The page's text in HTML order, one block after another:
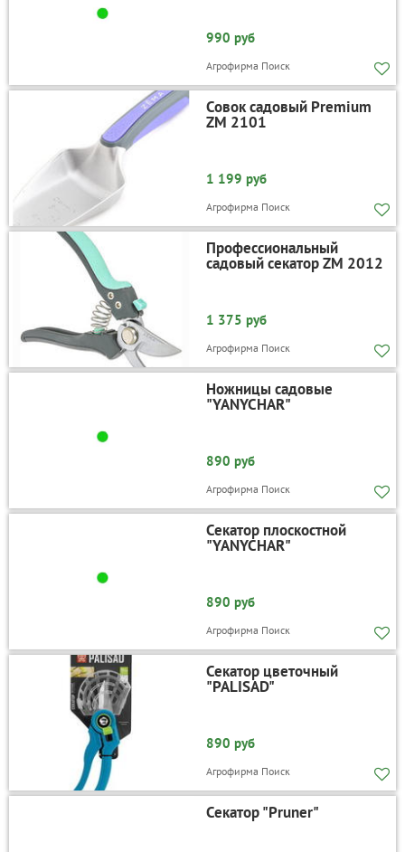
990 руб
Агрофирма Поиск
Совок садовый Premium
ZM 2101
1 199 руб
Агрофирма Поиск
Профессиональный
садовый секатор ZM 2012
1 375 руб
Агрофирма Поиск
Ножницы садовые
"YANYCHAR"
890 руб
Агрофирма Поиск
Секатор плоскостной
"YANYCHAR"
890 руб
Агрофирма Поиск
Секатор цветочный
"PALISAD"
890 руб
Агрофирма Поиск
Секатор "Pruner"